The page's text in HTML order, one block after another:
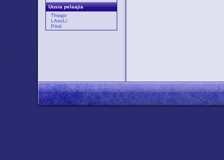
Uusia pelaajia
Thiago
LAsoLi
Pörö